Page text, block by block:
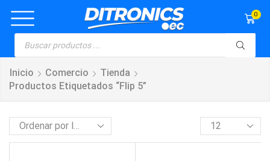
0
Inicio Comercio
Tienda
Productos Etiquetados “Flip 5”